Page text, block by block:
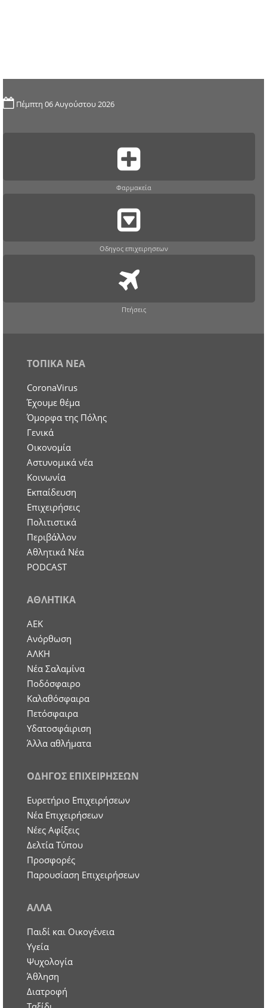
Πέμπτη 06 Αυγούστου 2026
Φαρμακεία
Οδηγος επιχειρησεων
Πτήσεις
ΤΟΠΙΚΑ ΝΕΑ
CoronaVirus
Έχουμε θέμα
Όμορφα της Πόλης
Γενικά
Οικονομία
Aστυνομικά νέα
Κοινωνία
Εκπαίδευση
Επιχειρήσεις
Πολιτιστικά
Περιβάλλον
Αθλητικά Νέα
PODCAST
ΑΘΛΗΤΙΚΑ
ΑΕΚ
Ανόρθωση
ΑΛΚΗ
Νέα Σαλαμίνα
Ποδόσφαιρο
Καλαθόσφαιρα
Πετόσφαιρα
Υδατοσφάιριση
Άλλα αθλήματα
ΟΔΗΓΟΣ ΕΠΙΧΕΙΡΗΣΕΩΝ
Ευρετήριο Επιχειρήσεων
Nέα Επιχειρήσεων
Νέες Αφίξεις
Δελτία Τύπου
Προσφορές
Παρουσίαση Επιχειρήσεων
ΑΛΛΑ
Παιδί και Οικογένεια
Υγεία
Ψυχολογία
Άθληση
Διατροφή